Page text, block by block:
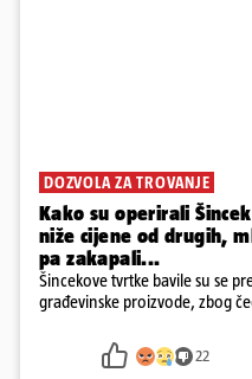
DOZVOLA ZA TROVANJE
Kako su operirali
niže cijene od drugih,
pa zakapali...
Šincekove tvrtke bavile su se
građevinske proizvode, zbog
22